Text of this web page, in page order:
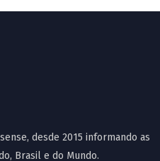
desde 2015 informando as
Brasil e do Mundo.